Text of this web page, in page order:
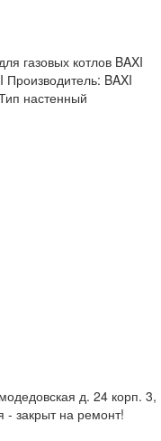
газовых котлов BAXI
Производитель: BAXI
настенный
д. 24 корп. 3,
закрыт на ремонт!